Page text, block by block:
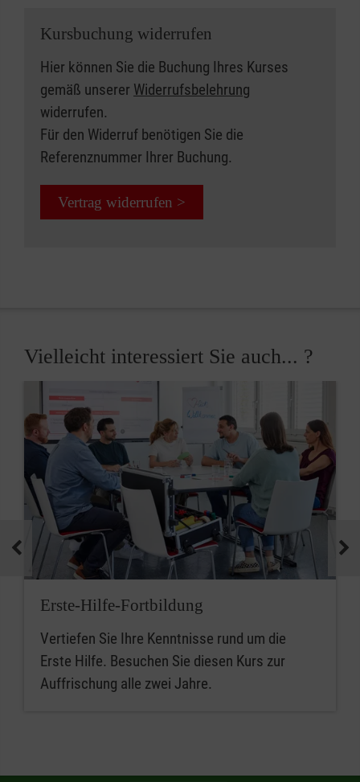
Kursbuchung widerrufen
Hier können Sie die Buchung Ihres Kurses
gemäß unserer Widerrufsbelehrung
widerrufen.
Für den Widerruf benötigen Sie die
Referenznummer Ihrer Buchung.
Vertrag widerrufen >
Vielleicht interessiert Sie auch... ?
Erste-Hilfe-Fortbildung
Vertiefen Sie Ihre Kenntnisse rund um die
Erste Hilfe. Besuchen Sie diesen Kurs zur
Auffrischung alle zwei Jahre.